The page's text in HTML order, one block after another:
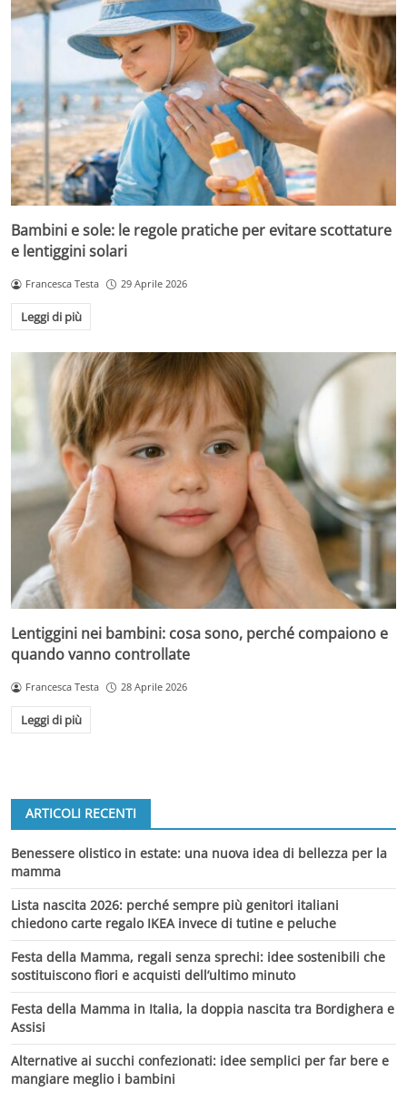
Bambini e sole: le regole pratiche per evitare scottature
e lentiggini solari
Francesca Testa 29 Aprile 2026
Leggi di più
Lentiggini nei bambini: cosa sono, perché compaiono e
quando vanno controllate
Francesca Testa 28 Aprile 2026
Leggi di più
ARTICOLI RECENTI
Benessere olistico in estate: una nuova idea di bellezza per la
mamma
Lista nascita 2026: perché sempre più genitori italiani
chiedono carte regalo IKEA invece di tutine e peluche
Festa della Mamma, regali senza sprechi: idee sostenibili che
sostituiscono fiori e acquisti dell’ultimo minuto
Festa della Mamma in Italia, la doppia nascita tra Bordighera e
Assisi
Alternative ai succhi confezionati: idee semplici per far bere e
mangiare meglio i bambini